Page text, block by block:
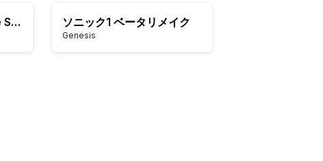
Rainbow Islands - The Story of Bubble Bobble 2 (Japan) ソニック1 ベータリメイク
Genesis